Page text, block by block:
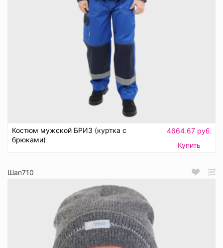
Костюм мужской БРИЗ (куртка с
брюками)
4664.67 руб.
Купить
Шап710